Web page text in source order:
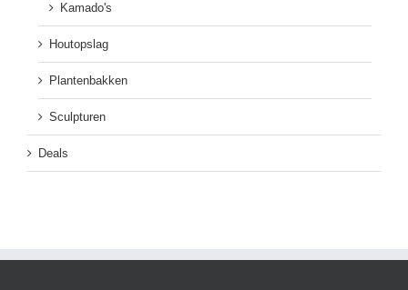
Kamado's
Houtopslag
Plantenbakken
Sculpturen
Deals